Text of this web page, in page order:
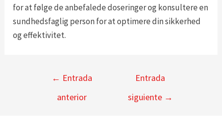
for at følge de anbefalede doseringer og konsultere en
sundhedsfaglig person for at optimere din sikkerhed
og effektivitet.
Navegación
entradas
← Entrada
anterior
Entrada
siguiente →